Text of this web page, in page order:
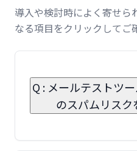
導入や検討時によく寄せら
なる項目をクリックしてご
Q : メールテストツ
のスパムリスク